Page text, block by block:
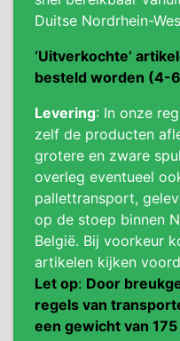
Duitse Nordrhein-
‘Uitverkochte’
besteld worden (4-
Levering: In onze
zelf de producten
grotere en zware
overleg eventueel
pallettransport,
op de stoep binnen
België. Bij voorkeur
artikelen kijken
Let op: Door
regels van
een gewicht van